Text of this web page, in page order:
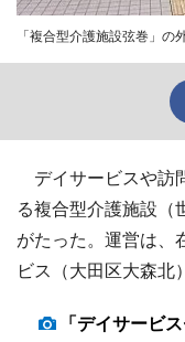
「複合型介護施設弦巻」の
デイサービスや訪
る複合型介護施設（
がたった。運営は、
ビス（大田区大森北
「デイサービ